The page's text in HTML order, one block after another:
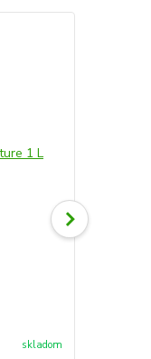
skladom